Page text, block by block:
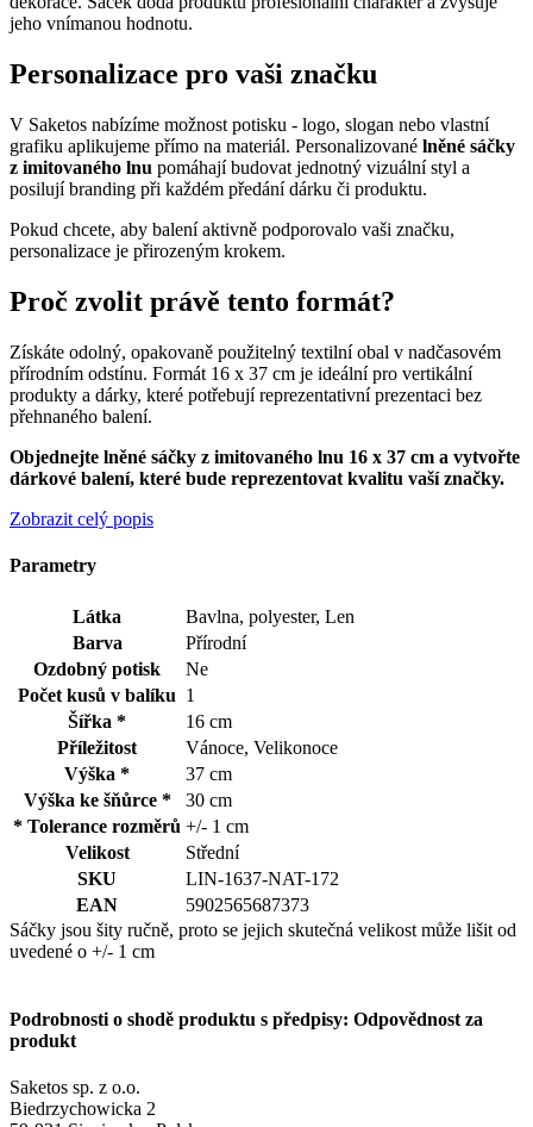
jeho vnímanou hodnotu.
Personalizace pro vaši značku
V Saketos nabízíme možnost potisku - logo, slogan nebo vlastní
grafiku aplikujeme přímo na materiál. Personalizované lněné sáčky
z imitovaného lnu pomáhají budovat jednotný vizuální styl a
posilují branding při každém předání dárku či produktu.
Pokud chcete, aby balení aktivně podporovalo vaši značku,
personalizace je přirozeným krokem.
Proč zvolit právě tento formát?
Získáte odolný, opakovaně použitelný textilní obal v nadčasovém
přírodním odstínu. Formát 16 x 37 cm je ideální pro vertikální
produkty a dárky, které potřebují reprezentativní prezentaci bez
přehnaného balení.
Objednejte lněné sáčky z imitovaného lnu 16 x 37 cm a vytvořte
dárkové balení, které bude reprezentovat kvalitu vaší značky.
Zobrazit celý popis
Parametry
Látka
Bavlna, polyester, Len
Barva
Přírodní
Ozdobný potisk
Ne
Počet kusů v balíku 1
Šířka *
16 cm
Příležitost
Vánoce, Velikonoce
Výška *
37 cm
Výška ke šňůrce *
30 cm
* Tolerance rozměrů +/- 1 cm
Velikost
Střední
SKU
LIN-1637-NAT-172
EAN
5902565687373
Sáčky jsou šity ručně, proto se jejich skutečná velikost může lišit od
uvedené o +/- 1 cm
Podrobnosti o shodě produktu s předpisy: Odpovědnost za
produkt
Saketos sp. z o.o.
Biedrzychowicka 2